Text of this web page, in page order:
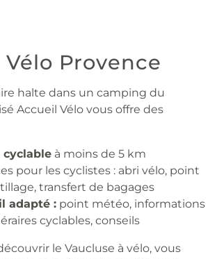
Provence
halte dans un camping du
Accueil Vélo vous offre des
cyclable à moins de 5 km
pour les cyclistes : abri vélo, point
transfert de bagages
adapté : point météo, informations
cyclables, conseils
le Vaucluse à vélo, vous